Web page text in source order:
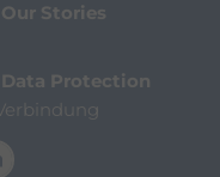
Our Stories
Data Protection